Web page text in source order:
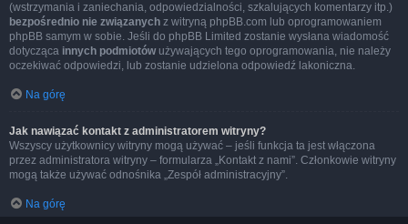
(wstrzymania i zaniechania, odpowiedzialności, szkalujących komentarzy itp.)
bezpośrednio nie związanych z witryną phpBB.com lub oprogramowaniem
phpBB samym w sobie. Jeśli do phpBB Limited zostanie wysłana wiadomość
dotycząca innych podmiotów używających tego oprogramowania, nie należy
oczekiwać odpowiedzi, lub zostanie udzielona odpowiedź lakoniczna.
Na górę
Jak nawiązać kontakt z administratorem witryny?
Wszyscy użytkownicy witryny mogą używać – jeśli funkcja ta jest włączona
przez administratora witryny – formularza „Kontakt z nami”. Członkowie witryny
mogą także używać odnośnika „Zespół administracyjny”.
Na górę